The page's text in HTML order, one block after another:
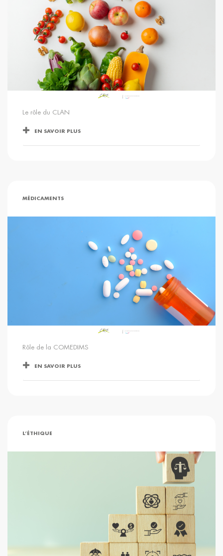
Le rôle du CLAN
EN SAVOIR PLUS
MÉDICAMENTS
Rôle de la COMEDIMS
EN SAVOIR PLUS
L’ÉTHIQUE